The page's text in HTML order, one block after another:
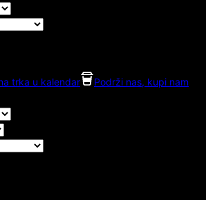
trka u kalendar
Podrži nas, kupi nam